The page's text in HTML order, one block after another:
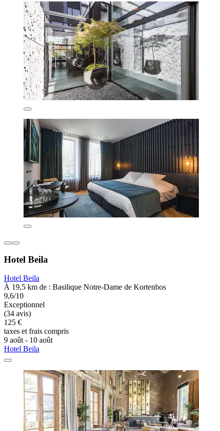
Hotel Beila
Hotel Beila
À 19,5 km de : Basilique Notre-Dame de Kortenbos
9,6/10
Exceptionnel
(34 avis)
125 €
taxes et frais compris
9 août - 10 août
Hotel Beila